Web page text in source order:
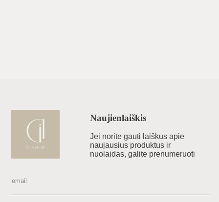
Naujienlaiškis
Jei norite gauti laiškus apie
naujausius produktus ir
nuolaidas, galite prenumeruoti